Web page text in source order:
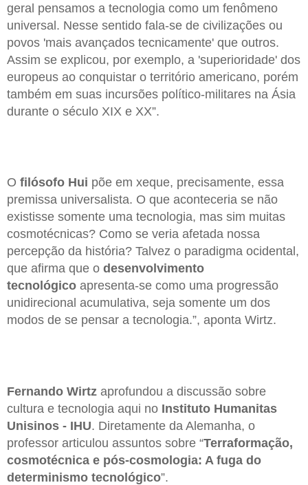
geral pensamos a tecnologia como um fenômeno
universal. Nesse sentido fala-se de civilizações ou
povos 'mais avançados tecnicamente' que outros.
Assim se explicou, por exemplo, a 'superioridade' dos
europeus ao conquistar o território americano, porém
também em suas incursões político-militares na Ásia
durante o século XIX e XX”.
O filósofo Hui põe em xeque, precisamente, essa
premissa universalista. O que aconteceria se não
existisse somente uma tecnologia, mas sim muitas
cosmotécnicas? Como se veria afetada nossa
percepção da história? Talvez o paradigma ocidental,
que afirma que o desenvolvimento
tecnológico apresenta-se como uma progressão
unidirecional acumulativa, seja somente um dos
modos de se pensar a tecnologia.”, aponta Wirtz.
Fernando Wirtz aprofundou a discussão sobre
cultura e tecnologia aqui no Instituto Humanitas
Unisinos - IHU. Diretamente da Alemanha, o
professor articulou assuntos sobre “Terraformação,
cosmotécnica e pós-cosmologia: A fuga do
determinismo tecnológico”.